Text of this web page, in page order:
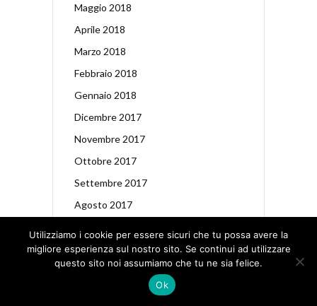
Maggio 2018
Aprile 2018
Marzo 2018
Febbraio 2018
Gennaio 2018
Dicembre 2017
Novembre 2017
Ottobre 2017
Settembre 2017
Agosto 2017
Giugno 2017
Maggio 2017
Utilizziamo i cookie per essere sicuri che tu possa avere la
migliore esperienza sul nostro sito. Se continui ad utilizzare
questo sito noi assumiamo che tu ne sia felice.
Ok